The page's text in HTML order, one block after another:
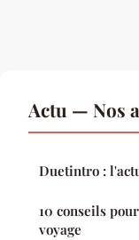
Actu — Nos
Duetintro :
10 conseils
voyage